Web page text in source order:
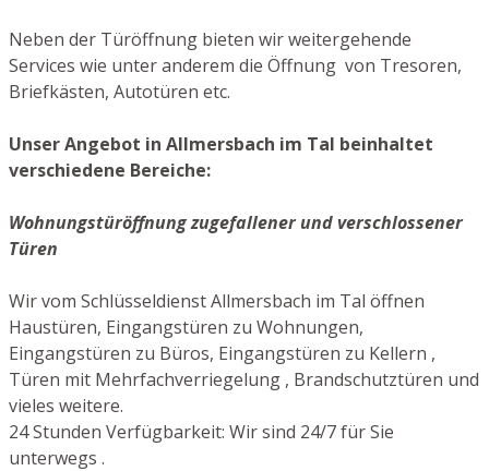
Neben der Türöffnung bieten wir weitergehende
Services wie unter anderem die Öffnung von Tresoren,
Briefkästen, Autotüren etc.
Unser Angebot in Allmersbach im Tal beinhaltet
verschiedene Bereiche:
Wohnungstüröffnung zugefallener und verschlossener
Türen
Wir vom Schlüsseldienst Allmersbach im Tal öffnen
Haustüren, Eingangstüren zu Wohnungen,
Eingangstüren zu Büros, Eingangstüren zu Kellern ,
Türen mit Mehrfachverriegelung , Brandschutztüren und
vieles weitere.
24 Stunden Verfügbarkeit: Wir sind 24/7 für Sie
unterwegs .